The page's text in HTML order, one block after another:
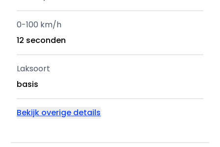
0-100 km/h
12 seconden
Laksoort
basis
Bekijk overige details